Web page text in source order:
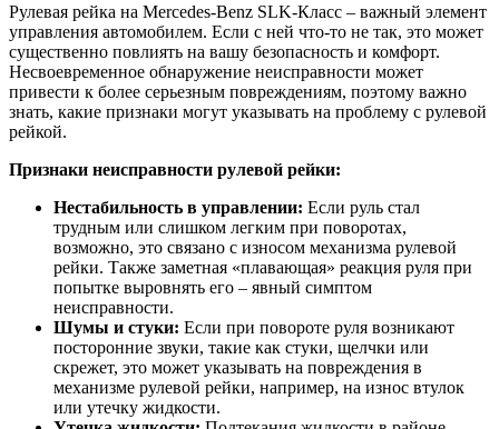
Рулевая рейка на Mercedes-Benz SLK-Класс – важный элемент
управления автомобилем. Если с ней что-то не так, это может
существенно повлиять на вашу безопасность и комфорт.
Несвоевременное обнаружение неисправности может
привести к более серьезным повреждениям, поэтому важно
знать, какие признаки могут указывать на проблему с рулевой
рейкой.
Признаки неисправности рулевой рейки:
Нестабильность в управлении: Если руль стал
трудным или слишком легким при поворотах,
возможно, это связано с износом механизма рулевой
рейки. Также заметная «плавающая» реакция руля при
попытке выровнять его – явный симптом
неисправности.
Шумы и стуки: Если при повороте руля возникают
посторонние звуки, такие как стуки, щелчки или
скрежет, это может указывать на повреждения в
механизме рулевой рейки, например, на износ втулок
или утечку жидкости.